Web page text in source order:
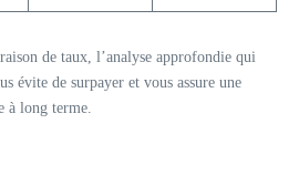
de taux, l’analyse approfondie qui
évite de surpayer et vous assure une
à long terme.